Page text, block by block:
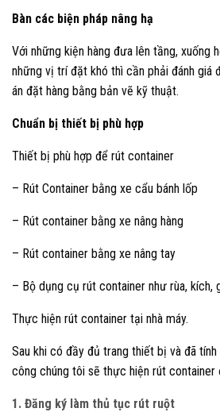
Bàn các biện pháp nâng hạ
Với những kiện hàng đưa lên tầng, xuống
những vị trí đặt khó thì cần phải đánh giá
án đặt hàng bằng bản vẽ kỹ thuật.
Chuẩn bị thiết bị phù hợp
Thiết bị phù hợp để rút container
– Rút Container bằng xe cẩu bánh lốp
– Rút container bằng xe nâng hàng
– Rút container bằng xe nâng tay
– Bộ dụng cụ rút container như rùa, kích,
Thực hiện rút container tại nhà máy.
Sau khi có đầy đủ trang thiết bị và đã
công chúng tôi sẽ thực hiện rút container
1. Đăng ký làm thủ tục rút ruột